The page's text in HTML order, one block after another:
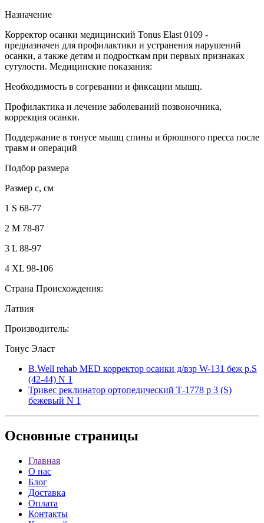
Назначение
Корректор осанки медицинский Tonus Elast 0109 -
предназначен для профилактики и устранения нарушений
осанки, а также детям и подросткам при первых признаках
сутулости. Медицинские показания:
Необходимость в согревании и фиксации мышц.
Профилактика и лечение заболеваний позвоночника,
коррекция осанки.
Поддержание в тонусе мышц спины и брюшного пресса после
травм и операций
Подбор размера
Размер c, см
1 S 68-77
2 M 78-87
3 L 88-97
4 XL 98-106
Страна Происхождения:
Латвия
Производитель:
Тонус Эласт
B.Well rehab MED корректор осанки д/взр W-131 беж р.S
(42-44) N 1
Тривес реклинатор ортопедический Т-1778 р 3 (S)
бежевый N 1
Основные страницы
Главная
О нас
Блог
Доставка
Оплата
Контакты